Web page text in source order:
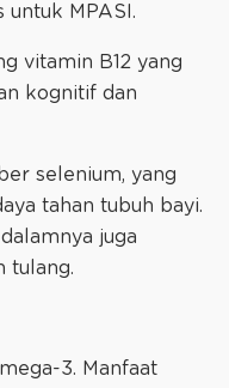
untuk MPASI.
vitamin B12 yang
kognitif dan
selenium, yang
tahan tubuh bayi.
juga
tulang.
3. Manfaat